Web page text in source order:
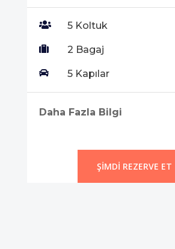
 5 Koltuk
 2 Bagaj
 5 Kapılar
Daha Fazla Bilgi
ŞIMDI REZERVE ET